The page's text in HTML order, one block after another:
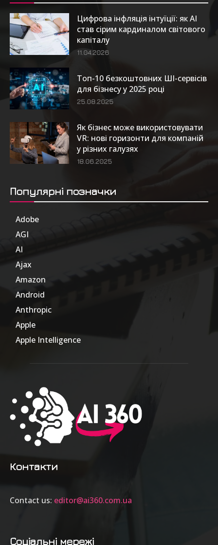
Цифрова інфляція інтуїції: як AI
став сірим кардиналом світового
капіталу
11.04.2026
Топ-10 безкоштовних ШІ-сервісів
для бізнесу у 2025 році
25.08.2025
Як бізнес може використовувати
VR: нові горизонти для компаній
у різних галузях
18.06.2025
Популярні позначки
Adobe
AGI
AI
Ajax
Amazon
Android
Anthropic
Apple
Apple Intelligence
Контакти
Contact us: editor@ai360.com.ua
Соціальні мережі